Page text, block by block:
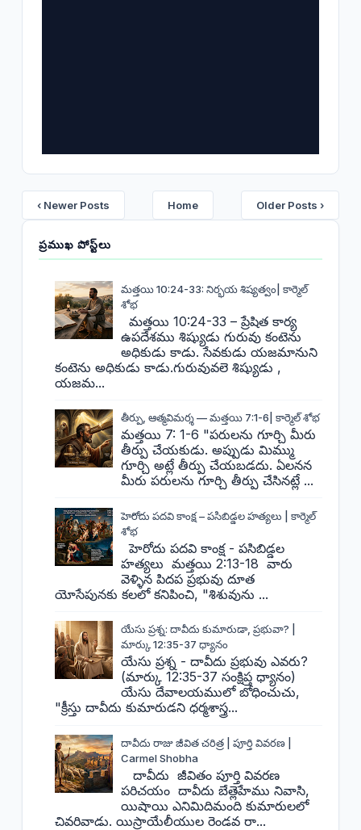
‹ Newer Posts Home Older Posts ›
ప్రముఖ పోస్ట్‌లు
మత్తయి 10:24-33: నిర్భయ శిష్యత్వం| కార్మెల్
శోభ
మత్తయి 10:24-33 – ప్రేషిత కార్య
ఉపదేశము శిష్యుడు గురువు కంటెను
అధికుడు కాడు. సేవకుడు యజమానుని
కంటెను అధికుడు కాడు.గురువువలె శిష్యుడు ,
యజమ...
తీర్పు, ఆత్మవిమర్శ — మత్తయి 7:1-6| కార్మెల్ శోభ
మత్తయి 7: 1-6 "పరులను గూర్చి మీరు
తీర్పు చేయకుడు. అప్పుడు మిమ్ము
గూర్చి అట్లే తీర్పు చేయబడదు. ఏలనన
మీరు పరులను గూర్చి తీర్పు చేసినట్లే ...
హెరోదు పదవి కాంక్ష – పసిబిడ్డల హత్యలు | కార్మెల్
శోభ
హెరోదు పదవి కాంక్ష - పసిబిడ్డల
హత్యలు మత్తయి 2:13-18 వారు
వెళ్ళిన పిదప ప్రభువు దూత
యోసేపునకు కలలో కనిపించి, "శిశువును ...
యేసు ప్రశ్న: దావీదు కుమారుడా, ప్రభువా? |
మార్కు 12:35-37 ధ్యానం
యేసు ప్రశ్న - దావీదు ప్రభువు ఎవరు?
(మార్కు 12:35-37 సంక్షిప్త ధ్యానం)
యేసు దేవాలయములో బోధించుచు,
"క్రీస్తు దావీదు కుమారుడని ధర్మశాస్త్ర...
దావీదు రాజు జీవిత చరిత్ర | పూర్తి వివరణ |
Carmel Shobha
దావీదు జీవితం పూర్తి వివరణ
పరిచయం దావీదు బేత్లెహేము నివాసి,
యిషాయి ఎనిమిదిమంది కుమారులలో
చివరివాడు. యిస్రాయేలీయుల రెండవ రా...